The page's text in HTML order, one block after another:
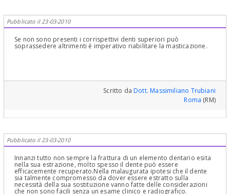
Pubblicato il 23-03-2010
Se non sono presenti i corrispettivi denti superiori può
soprassedere altrimenti è imperativo riabilitare la masticazione.
Scritto daDott. Massimiliano Trubiani
Roma (RM)
Pubblicato il 23-03-2010
Innanzi tutto non sempre la frattura di un elemento dentario esita
nella sua estrazione, molto spesso il dente può essere
efficacemente recuperato.Nella malaugurata ipotesi che il dente
sia talmente compromesso da dover essere estratto sulla
necessità della sua sostituzione vanno fatte delle considerazioni
che non sono facili senza un esame clinico e radiografico.